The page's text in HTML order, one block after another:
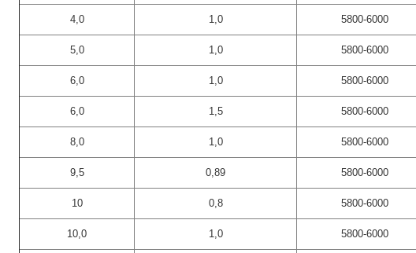
4,0 1,0 5800-6000
5,0 1,0 5800-6000
6,0 1,0 5800-6000
6,0 1,5 5800-6000
8,0 1,0 5800-6000
9,5 0,89 5800-6000
10 0,8 5800-6000
10,0 1,0 5800-6000